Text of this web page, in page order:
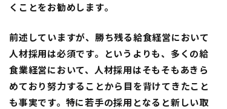
くことをお勧めします。
前述していますが、勝ち残る給食経営において
人材採用は必須です。というよりも、多くの給
食業経営において、人材採用はそもそもあきら
めており努力することから目を背けてきたこと
も事実です。特に若手の採用となると新しい取